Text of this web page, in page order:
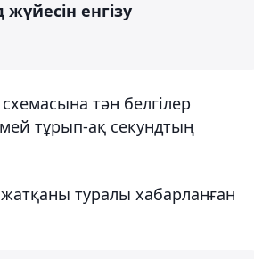
енгізу
тән белгілер
тұрып-ақ секундтың
жатқаны туралы хабарланған